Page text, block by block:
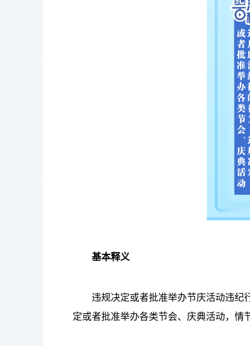
基本释义
违规决定或者批准举办节庆活动违纪行
定或者批准举办各类节会、庆典活动，情